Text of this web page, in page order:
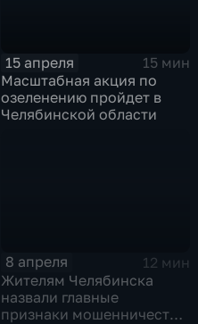
15 апреля
15 мин
Масштабная акция по
озеленению пройдет в
Челябинской области
8 апреля
12 мин
Жителям Челябинска
назвали главные
признаки мошенничества